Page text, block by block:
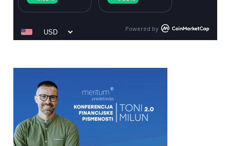
Powered by